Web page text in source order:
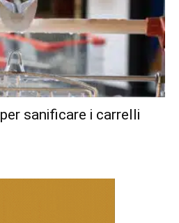
sanificare i carrelli